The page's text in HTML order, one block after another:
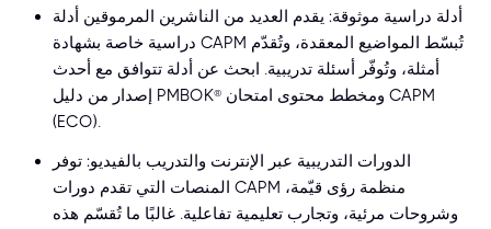
أدلة دراسية موثوقة: يقدم العديد من الناشرين المرموقين أدلة
دراسية خاصة بشهادة CAPM تُبسّط المواضيع المعقدة، وتُقدّم
أمثلة، وتُوفّر أسئلة تدريبية. ابحث عن أدلة تتوافق مع أحدث
إصدار من دليل PMBOK® ومخطط محتوى امتحان CAPM
(ECO).
الدورات التدريبية عبر الإنترنت والتدريب بالفيديو: توفر
المنصات التي تقدم دورات CAPM منظمة رؤى قيّمة،
وشروحات مرئية، وتجارب تعليمية تفاعلية. غالبًا ما تُقسّم هذه